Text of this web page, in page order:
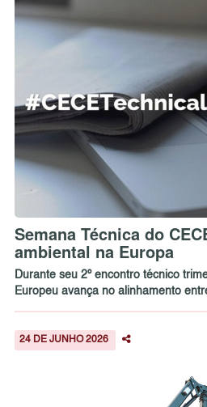
Semana Técnica do
ambiental na Europa
Durante seu 2º encontro técnico
Europeu avança no alinhamento
24 DE JUNHO 2026